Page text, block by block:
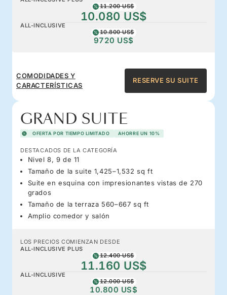
11.200 US$
10.080 US$
ALL-INCLUSIVE
10.800 US$
9720 US$
COMODIDADES Y
CARACTERÍSTICAS
RESERVE SU SUITE
GRAND SUITE
OFERTA POR TIEMPO LIMITADO AHORRE UN 10%
DESTACADOS DE LA CATEGORÍA
Nivel 8, 9 de 11
Tamaño de la suite 1,425–1,532 sq ft
Suite en esquina con impresionantes vistas de 270
grados
Tamaño de la terraza 560–667 sq ft
Amplio comedor y salón
LOS PRECIOS COMIENZAN DESDE
ALL-INCLUSIVE PLUS
12.400 US$
11.160 US$
ALL-INCLUSIVE
12.000 US$
10.800 US$